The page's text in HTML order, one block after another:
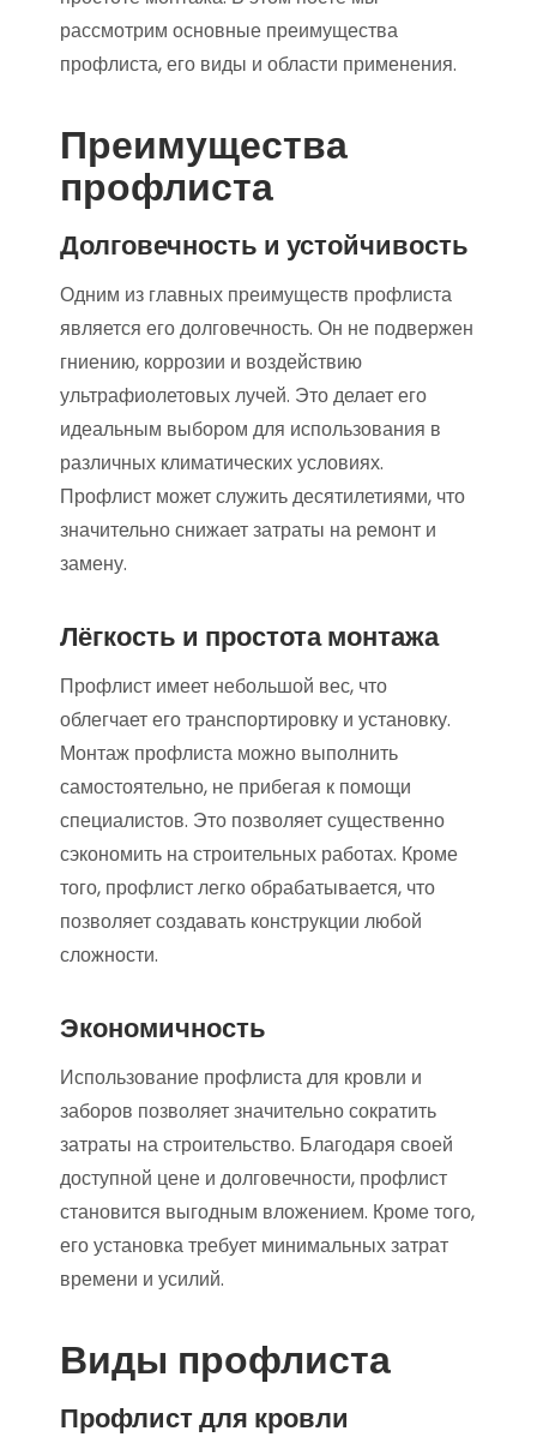
рассмотрим основные преимущества
профлиста, его виды и области применения.
Преимущества
профлиста
Долговечность и устойчивость
Одним из главных преимуществ профлиста
является его долговечность. Он не подвержен
гниению, коррозии и воздействию
ультрафиолетовых лучей. Это делает его
идеальным выбором для использования в
различных климатических условиях.
Профлист может служить десятилетиями, что
значительно снижает затраты на ремонт и
замену.
Лёгкость и простота монтажа
Профлист имеет небольшой вес, что
облегчает его транспортировку и установку.
Монтаж профлиста можно выполнить
самостоятельно, не прибегая к помощи
специалистов. Это позволяет существенно
сэкономить на строительных работах. Кроме
того, профлист легко обрабатывается, что
позволяет создавать конструкции любой
сложности.
Экономичность
Использование профлиста для кровли и
заборов позволяет значительно сократить
затраты на строительство. Благодаря своей
доступной цене и долговечности, профлист
становится выгодным вложением. Кроме того,
его установка требует минимальных затрат
времени и усилий.
Виды профлиста
Профлист для кровли